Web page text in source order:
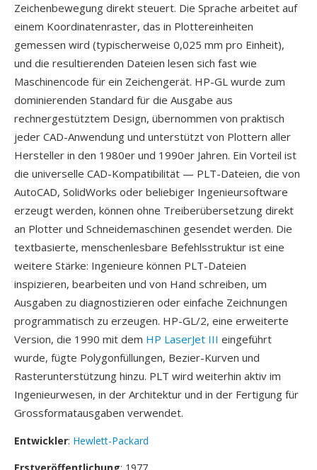
Zeichenbewegung direkt steuert. Die Sprache arbeitet auf
einem Koordinatenraster, das in Plottereinheiten
gemessen wird (typischerweise 0,025 mm pro Einheit),
und die resultierenden Dateien lesen sich fast wie
Maschinencode für ein Zeichengerät. HP-GL wurde zum
dominierenden Standard für die Ausgabe aus
rechnergestütztem Design, übernommen von praktisch
jeder CAD-Anwendung und unterstützt von Plottern aller
Hersteller in den 1980er und 1990er Jahren. Ein Vorteil ist
die universelle CAD-Kompatibilität — PLT-Dateien, die von
AutoCAD, SolidWorks oder beliebiger Ingenieursoftware
erzeugt werden, können ohne Treiberübersetzung direkt
an Plotter und Schneidemaschinen gesendet werden. Die
textbasierte, menschenlesbare Befehlsstruktur ist eine
weitere Stärke: Ingenieure können PLT-Dateien
inspizieren, bearbeiten und von Hand schreiben, um
Ausgaben zu diagnostizieren oder einfache Zeichnungen
programmatisch zu erzeugen. HP-GL/2, eine erweiterte
Version, die 1990 mit dem HP LaserJet III eingeführt
wurde, fügte Polygonfüllungen, Bezier-Kurven und
Rasterunterstützung hinzu. PLT wird weiterhin aktiv im
Ingenieurwesen, in der Architektur und in der Fertigung für
Grossformatausgaben verwendet.
Entwickler: Hewlett-Packard